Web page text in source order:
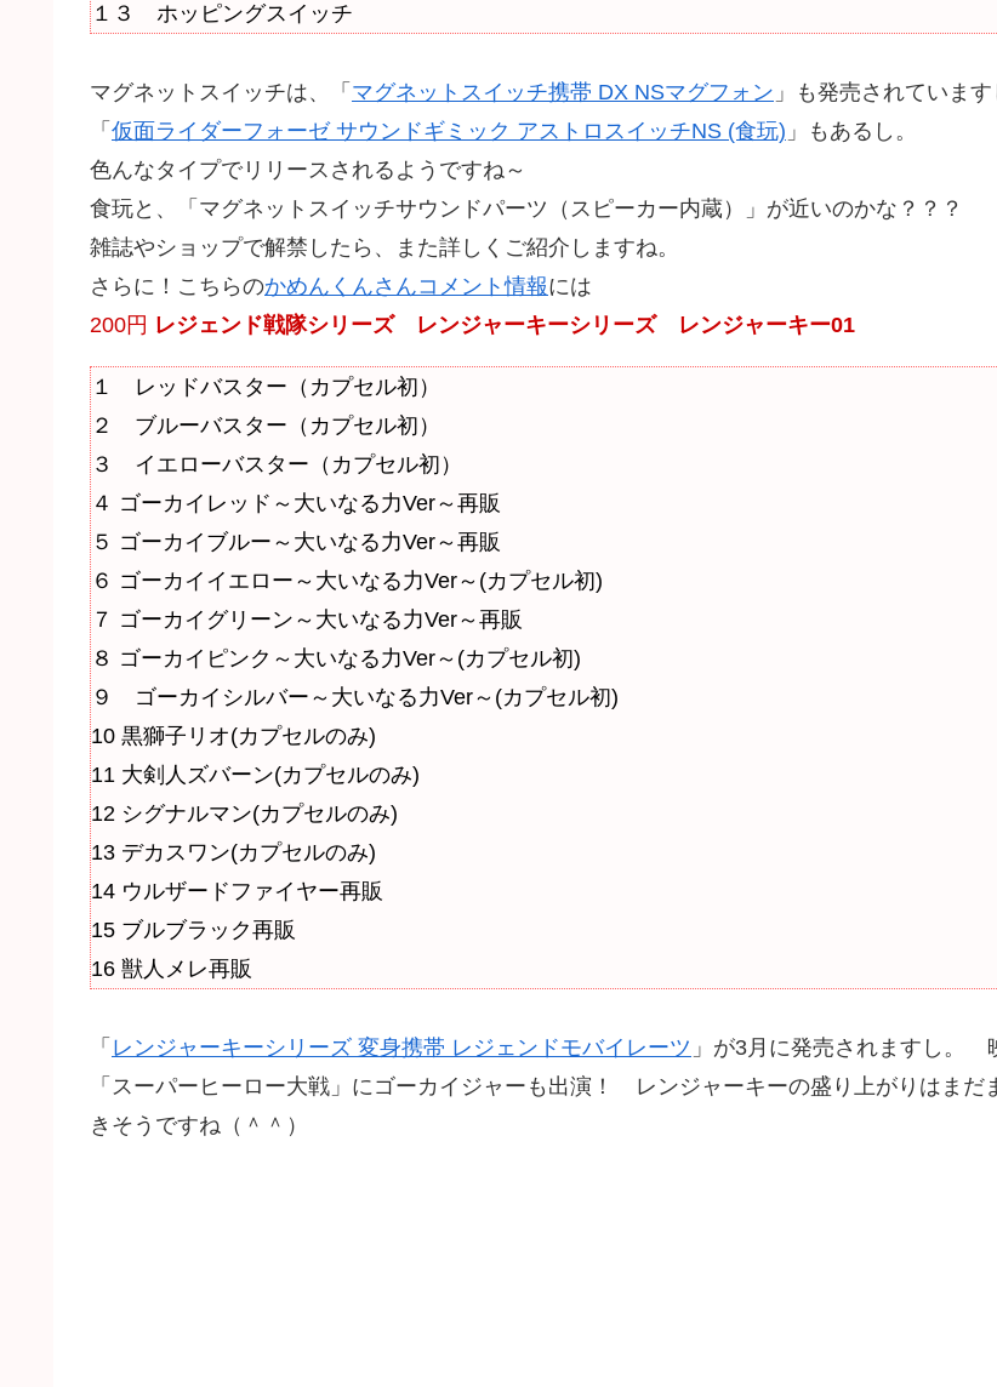
１３ ホッピングスイッチ
マグネットスイッチは、「 マグネットスイッチ携帯 DX NSマグフォン 」も発売されています
「 仮面ライダーフォーゼ サウンドギミック アストロスイッチNS (食玩) 」もあるし。
色んなタイプでリリースされるようですね～
食玩と、「マグネットスイッチサウンドパーツ（スピーカー内蔵）」が近いのかな？？？
雑誌やショップで解禁したら、また詳しくご紹介しますね。
さらに！こちらのかめんくんさんコメント情報には
200円 レジェンド戦隊シリーズ レンジャーキーシリーズ レンジャーキー01
１ レッドバスター（カプセル初）
２ ブルーバスター（カプセル初）
３ イエローバスター（カプセル初）
４ ゴーカイレッド～大いなる力Ver～再販
５ ゴーカイブルー～大いなる力Ver～再販
６ ゴーカイイエロー～大いなる力Ver～(カプセル初)
７ ゴーカイグリーン～大いなる力Ver～再販
８ ゴーカイピンク～大いなる力Ver～(カプセル初)
９ ゴーカイシルバー～大いなる力Ver～(カプセル初)
10 黒獅子リオ(カプセルのみ)
11 大剣人ズバーン(カプセルのみ)
12 シグナルマン(カプセルのみ)
13 デカスワン(カプセルのみ)
14 ウルザードファイヤー再販
15 ブルブラック再販
16 獣人メレ再販
「 レンジャーキーシリーズ 変身携帯 レジェンドモバイレーツ 」が3月に発売されますし。
「スーパーヒーロー大戦」にゴーカイジャーも出演！ レンジャーキーの盛り上がりはまだ
きそうですね（＾＾）